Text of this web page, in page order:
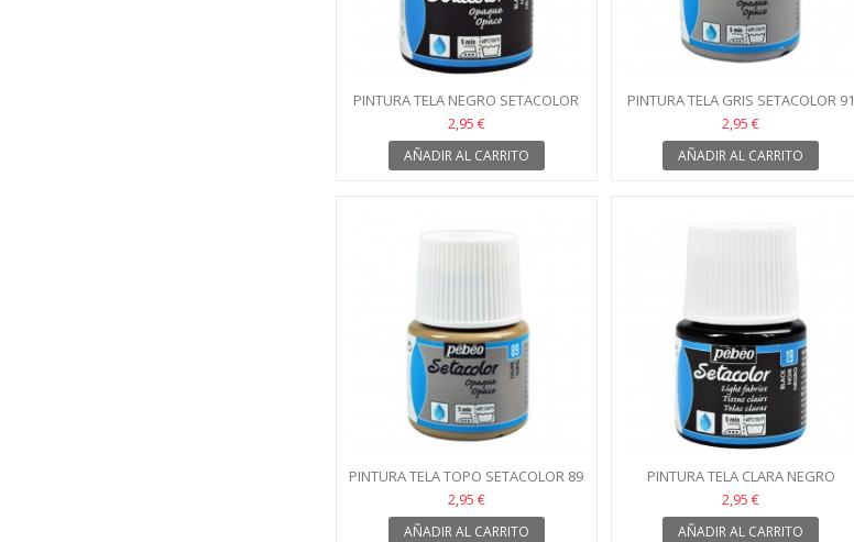
PINTURA TELA NEGRO SETACOLOR
19
2,95 €
AÑADIR AL CARRITO
PINTURA TELA GRIS SETACOLOR 91
2,95 €
AÑADIR AL CARRITO
PINTURA TELA TOPO SETACOLOR 89
2,95 €
AÑADIR AL CARRITO
PINTURA TELA CLARA NEGRO
SETACOLOR 19
2,95 €
AÑADIR AL CARRITO